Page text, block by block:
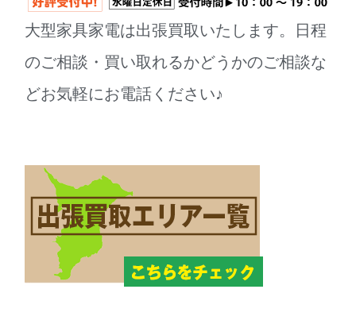
大型家具家電は出張買取いたします。日程
のご相談・買い取れるかどうかのご相談な
どお気軽にお電話ください♪